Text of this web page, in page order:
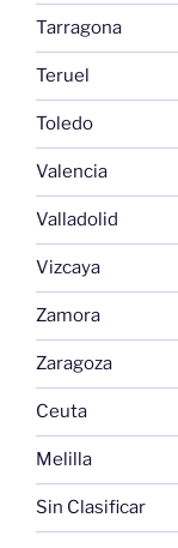
Tarragona
Teruel
Toledo
Valencia
Valladolid
Vizcaya
Zamora
Zaragoza
Ceuta
Melilla
Sin Clasificar